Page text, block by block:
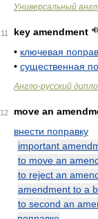
Универсальный
11
key amendment
• ключевая
• существенная
Англо-русский
12
move an
внести поправку
important
to move an
to reject an
amendment to a
to second an